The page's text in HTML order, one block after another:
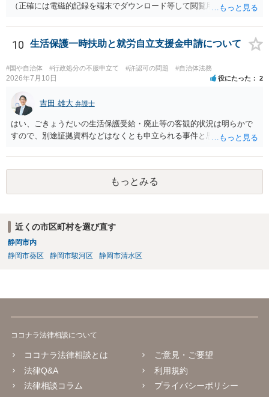
（正確には電磁的記録を端末でダウンロード等して閲覧用のソフトで
するか否かとなります。 また、自動計算シートが「権利、義務又は事
実証明に関する電磁的記録」に該当するか否かは、具体的な裁判とな
ったときに裁判所がどのように判断するかは予測できません。 私見で
すが、一般論としては、ホームページ上の自動計算シートはあくまで
参考の情報であり、何か手続きをするさいに具体的に算定することに
録」に該当しないと考えられます。 なお、刑法１６１条の２は「人の
事務処理を誤らせる目的で、」という要件がかかっているため、当該
目的を欠く場合は刑法１６１条の２に該当しません。
10 生活保護一時扶助と就労自立支援金申請について
#国や自治体 #行政処分の不服申立て #許認可の問題 #自治体法務
2026年7月10日 役にたった 2
吉田 雄大 弁護士
はい、ごきょうだいの生活保護受給・廃止等の客観的状況は明らかで
すので、別途証拠資料などはなくとも申立られる事件と思います。
もっとみる
近くの市区町村を選び直す
静岡市内
静岡市葵区
静岡市駿河区 静岡市清水区
ココナラ法律相談について
ココナラ法律相談とは
法律Q&A
法律相談コラム
ご意見・ご要望
利用規約
プライバシーポリシー